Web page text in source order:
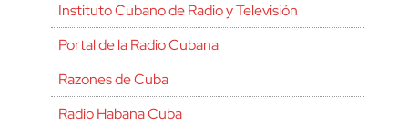
Instituto Cubano de Radio y Televisión
Portal de la Radio Cubana
Razones de Cuba
Radio Habana Cuba